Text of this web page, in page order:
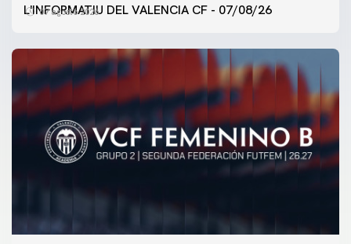
L'INFORMATIU DEL VALENCIA CF - 07/08/26
07 agosto 2026